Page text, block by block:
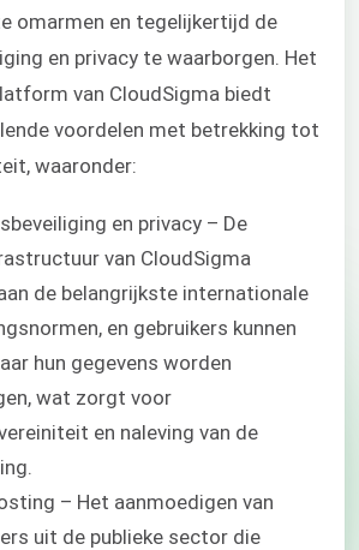
omarmen en tegelijkertijd de
en privacy te waarborgen. Het
van CloudSigma biedt
voordelen met betrekking tot
waaronder:
en privacy – De
van CloudSigma
de belangrijkste internationale
en gebruikers kunnen
hun gegevens worden
wat zorgt voor
en naleving van de
– Het aanmoedigen van
uit de publieke sector die